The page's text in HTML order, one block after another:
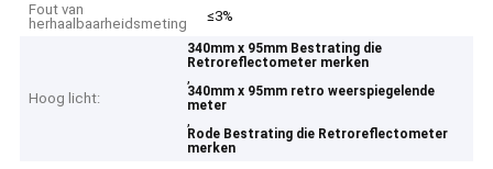
Fout van
herhaalbaarheidsmeting
≤3%
Hoog licht:
340mm x 95mm Bestrating die
Retroreflectometer merken
,
340mm x 95mm retro weerspiegelende
meter
,
Rode Bestrating die Retroreflectometer
merken